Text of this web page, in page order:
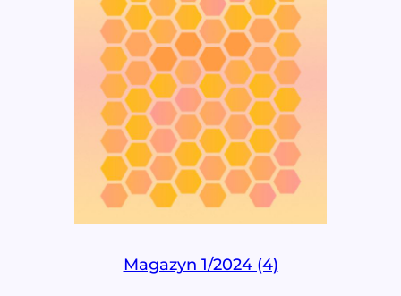
Magazyn 1/2024 (4)